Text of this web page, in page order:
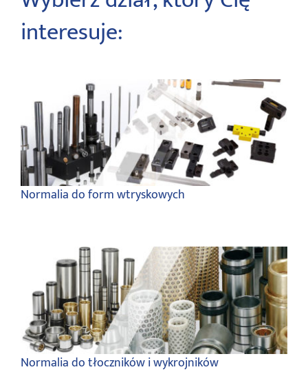
interesuje:
Normalia do form wtryskowych
Normalia do tłoczników i wykrojników